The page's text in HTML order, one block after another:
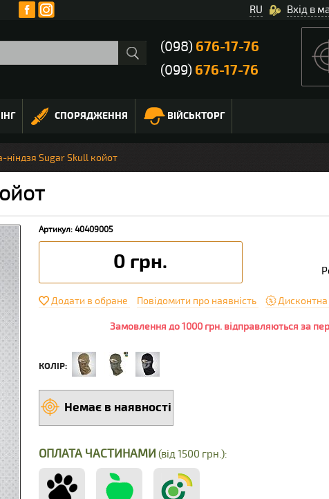
Вхід в
RU
(098) 676-17-76
(099) 676-17-76
СПОРЯДЖЕННЯ ВІЙСЬКТОРГ
ніндзя Sugar Skull койот
Артикул: 40409005
0 грн.
Додати в обране Повідомити про наявність
Замовлення до 1000 грн. відправляються за
КОЛІР:
Немає в наявності
ОПЛАТА ЧАСТИНАМИ (від 1500 грн.):